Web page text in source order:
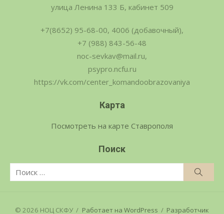
улица Ленина 133 Б, кабинет 509
+7(8652) 95-68-00, 4006 (добавочный),
+7 (988) 843-56-48
noc-sevkav@mail.ru,
psypro.ncfu.ru
https://vk.com/center_komandoobrazovaniya
Карта
Посмотреть на карте Ставрополя
Поиск
по:
© 2026 НОЦ СКФУ / Работает на WordPress / Разработчик